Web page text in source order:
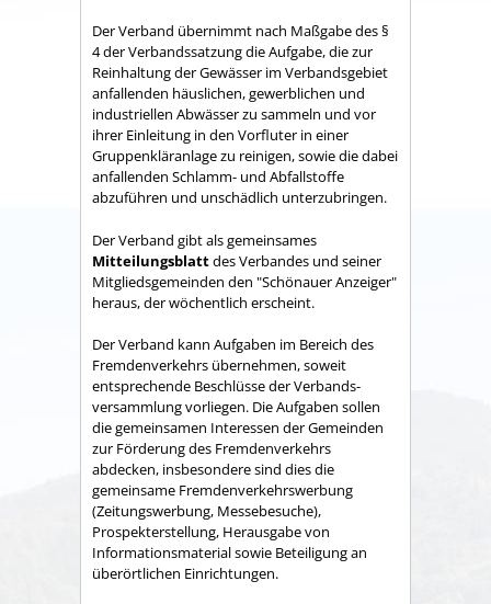
Der Verband übernimmt nach Maßgabe des §
4 der Verbandssatzung die Aufgabe, die zur
Reinhaltung der Gewässer im Verbandsgebiet
anfallenden häuslichen, gewerblichen und
industriellen Abwässer zu sammeln und vor
ihrer Einleitung in den Vorfluter in einer
Gruppenkläranlage zu reinigen, sowie die dabei
anfallenden Schlamm- und Abfallstoffe
abzuführen und unschädlich unterzubringen.
Der Verband gibt als gemeinsames
Mitteilungsblattdes Verbandes und seiner
Mitgliedsgemeinden den "Schönauer Anzeiger"
heraus, der wöchentlich erscheint.
Der Verband kann Aufgaben im Bereich des
Fremdenverkehrs übernehmen, soweit
entsprechende Beschlüsse der Verbands­
versammlung vorliegen. Die Aufgaben sollen
die gemeinsamen Interessen der Gemeinden
zur Förderung des Fremdenverkehrs
abdecken, insbesondere sind dies die
gemeinsame Fremden­verkehrswerbung
(Zeitungswerbung, Messebesuche),
Prospekter­stellung, Herausgabe von
Informationsmaterial sowie Betei­ligung an
überörtlichen Einrichtungen.